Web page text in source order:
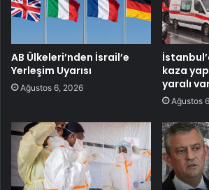
AB Ülkeleri’nden İsrail’e
Yerleşim Uyarısı
Ağustos 6, 2026
kaza
yaralı
Ağustos